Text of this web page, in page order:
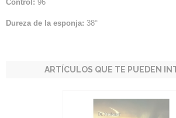
Control: 96
Dureza de la esponja: 38°
ARTÍCULOS QUE TE PUEDEN